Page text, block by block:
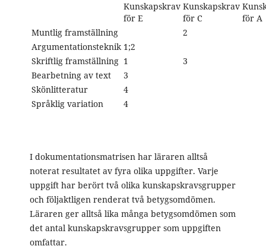
Kunskapskrav
för E
Kunskapskrav
för C
för A
Muntlig framställning
2
Argumentationsteknik 1;2
Skriftlig framställning 1
3
Bearbetning av text
3
Skönlitteratur
4
Språklig variation
4
I dokumentationsmatrisen har läraren alltså
noterat resultatet av fyra olika uppgifter. Varje
uppgift har berört två olika kunskapskravsgrupper
och följaktligen renderat två betygsomdömen.
Läraren ger alltså lika många betygsomdömen som
det antal kunskapskravsgrupper som uppgiften
omfattar.